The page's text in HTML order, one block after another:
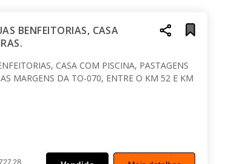
BENFEITORIAS, CASA
CASA COM PISCINA, PASTAGENS
MARGENS DA TO-070, ENTRE O KM 52 E KM